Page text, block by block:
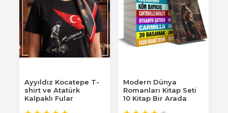
Ayyıldız Kocatepe T-
shirt ve Atatürk
Kalpaklı Fular
Modern Dünya
Romanları Kitap Seti
10 Kitap Bir Arada